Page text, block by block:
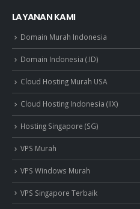
LAYANAN KAMI
Domain Murah Indonesia
Domain Indonesia (.ID)
Cloud Hosting Murah USA
Cloud Hosting Indonesia (IIX)
Hosting Singapore (SG)
VPS Murah
VPS Windows Murah
VPS Singapore Terbaik